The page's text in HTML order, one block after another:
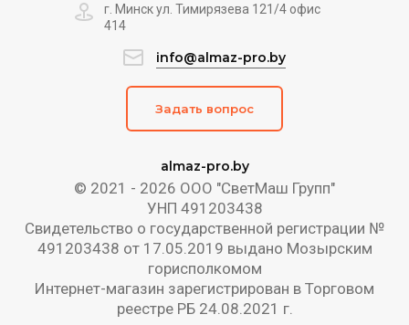
almaz-pro.by
© 2021 - 2026 ООО "СветМаш Групп"
УНП 491203438
Свидетельство о государственной регистрации №
491203438 от 17.05.2019 выдано Мозырским
горисполкомом
Интернет-магазин зарегистрирован в Торговом
реестре РБ 24.08.2021 г.
г. Минск ул. Тимирязева 121/4 офис
414
info@almaz-pro.by
Задать вопрос